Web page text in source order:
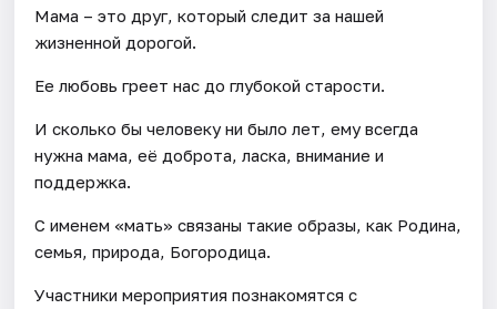
Мама – это друг, который следит за нашей
жизненной дорогой.
Ее любовь греет нас до глубокой старости.
И сколько бы человеку ни было лет, ему всегда
нужна мама, её доброта, ласка, внимание и
поддержка.
С именем «мать» связаны такие образы, как Родина,
семья, природа, Богородица.
Участники мероприятия познакомятся с